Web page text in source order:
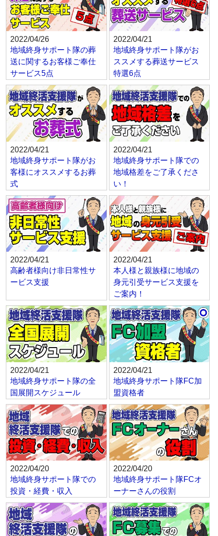
2022/04/26
地域終身サポート隊の葬
送に関するお客様ご奉仕
サービス5点
2022/04/21
地域終身サポート隊がお
ススメする葬送サービス
特選6点
2022/04/21
地域終身サポート隊がお
客様にオススメするお葬
式
2022/04/21
地域終身サポート隊での
地域格差をご了承くださ
い！
2022/04/21
高齢者様向け非日常性サ
ービス支援
2022/04/21
本人様と親族様に地域の
身元引受サービス支援を
ご案内！
2022/04/21
地域終身サポート隊の全
国展開スケジュール
2022/04/21
地域終身サポート隊FC加
盟資格者
2022/04/20
地域終身サポート隊での
投資・経費・収入
2022/04/20
地域終身サポート隊FCオ
ーナーさんの役割